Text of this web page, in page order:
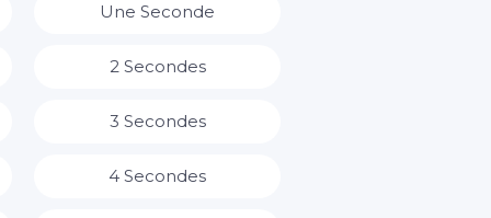
Une Seconde
2 Secondes
3 Secondes
4 Secondes